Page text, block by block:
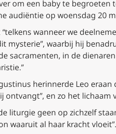
om een baby te
audiëntie op woensdag 20
wanneer we
mysterie”, waarbij hij
sacramenten, in de
herinnerde Leo
en zo het lichaam
liturgie geen op zichzelf
waaruit al haar kracht vloeit”.